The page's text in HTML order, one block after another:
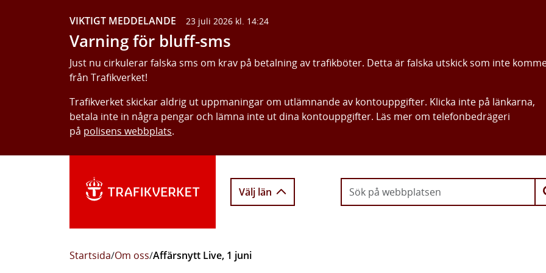
VIKTIGT MEDDELANDE 23 juli 2026 kl. 14:24
Varning för bluff-sms
Just nu cirkulerar falska sms om krav på betalning av trafikböter. Detta är falska utskick som inte
från Trafikverket!
Trafikverket skickar aldrig ut uppmaningar om utlämnande av kontouppgifter. Klicka inte på länkarna,
betala inte in några pengar och lämna inte ut dina kontouppgifter. Läs mer om telefonbedrägeri
på polisens webbplats.
Välj län
Startsida/Om oss/Affärsnytt Live, 1 juni